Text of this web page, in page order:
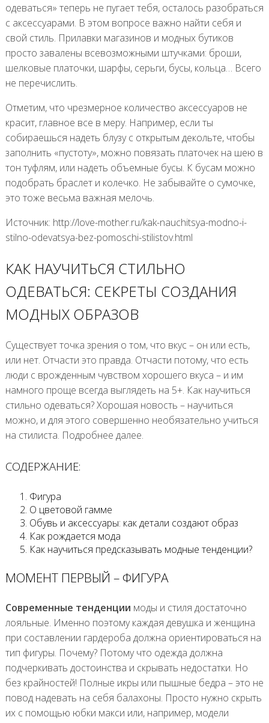
одеваться» теперь не пугает тебя, осталось разобраться
с аксессуарами. В этом вопросе важно найти себя и
свой стиль. Прилавки магазинов и модных бутиков
просто завалены всевозможными штучками: броши,
шелковые платочки, шарфы, серьги, бусы, кольца… Всего
не перечислить.
Отметим, что чрезмерное количество аксессуаров не
красит, главное все в меру. Например, если ты
собираешься надеть блузу с открытым декольте, чтобы
заполнить «пустоту», можно повязать платочек на шею в
тон туфлям, или надеть объемные бусы. К бусам можно
подобрать браслет и колечко. Не забывайте о сумочке,
это тоже весьма важная мелочь.
Источник: http://love-mother.ru/kak-nauchitsya-modno-i-
stilno-odevatsya-bez-pomoschi-stilistov.html
КАК НАУЧИТЬСЯ СТИЛЬНО
ОДЕВАТЬСЯ: СЕКРЕТЫ СОЗДАНИЯ
МОДНЫХ ОБРАЗОВ
Существует точка зрения о том, что вкус – он или есть,
или нет. Отчасти это правда. Отчасти потому, что есть
люди с врожденным чувством хорошего вкуса – и им
намного проще всегда выглядеть на 5+. Как научиться
стильно одеваться? Хорошая новость – научиться
можно, и для этого совершенно необязательно учиться
на стилиста. Подробнее далее.
СОДЕРЖАНИЕ:
Фигура
О цветовой гамме
Обувь и аксессуары: как детали создают образ
Как рождается мода
Как научиться предсказывать модные тенденции?
МОМЕНТ ПЕРВЫЙ – ФИГУРА
Современные тенденции моды и стиля достаточно
лояльные. Именно поэтому каждая девушка и женщина
при составлении гардероба должна ориентироваться на
тип фигуры. Почему? Потому что одежда должна
подчеркивать достоинства и скрывать недостатки. Но
без крайностей! Полные икры или пышные бедра – это не
повод надевать на себя балахоны. Просто нужно скрыть
их с помощью юбки макси или, например, модели